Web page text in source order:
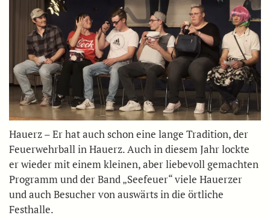
Hauerz – Er hat auch schon eine lange Tradition, der
Feuerwehrball in Hauerz. Auch in diesem Jahr lockte
er wieder mit einem kleinen, aber liebevoll gemachten
Programm und der Band „Seefeuer“ viele Hauerzer
und auch Besucher von auswärts in die örtliche
Festhalle.